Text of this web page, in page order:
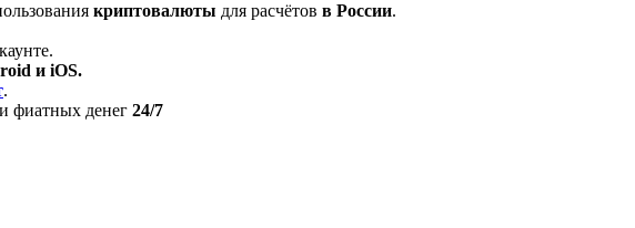
криптовалюты для расчётов в России.
и iOS.
.
и фиатных денег 24/7